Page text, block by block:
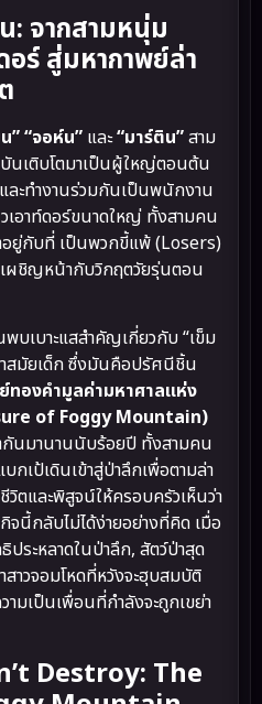
: จากสามหนุ่ม
ร์ สู่มหากาพย์ล่า
” “จอห์น” และ“มาร์ติน”สาม
นเติบโตมาเป็นผู้ใหญ่ตอนต้น
ละทำงานร่วมกันเป็นพนักงาน
อาท์ดอร์ขนาดใหญ่ ทั้งสามคน
อยู่กับที่ เป็นพวกขี้แพ้ (Losers)
เผชิญหน้ากับวิกฤตวัยรุ่นตอน
บเบาะแสสำคัญเกี่ยวกับ “เข็ม
าสมัยเด็ก ซึ่งมันคือปรัศนีชิ้น
ทองคำมูลค่ามหาศาลแห่ง
of Foggy Mountain)
นมานานนับร้อยปี ทั้งสามคน
กเป้เดินเข้าสู่ป่าลึกเพื่อตามล่า
ตและพิสูจน์ให้ครอบครัวเห็นว่า
จนี้กลับไม่ได้ง่ายอย่างที่คิด เมื่อ
ระหลาดในป่าลึก, สัตว์ป่าสุด
าวจอมโหดที่หวังจะฮุบสมบัติ
มเป็นเพื่อนที่กำลังจะถูกเขย่า
Destroy: The